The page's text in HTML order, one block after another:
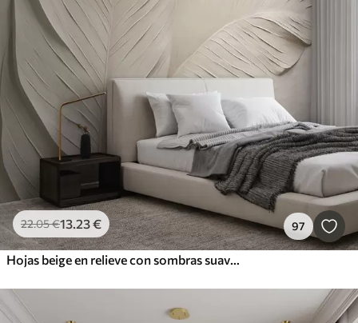
22.05€13.23€ 97
Hojas beige en relieve con sombras suaves